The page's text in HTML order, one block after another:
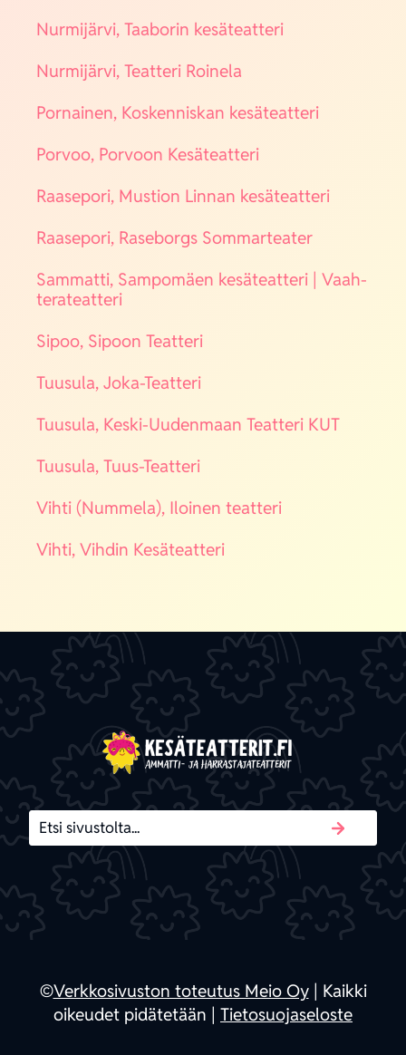
Nur­mi­jär­vi, Taa­bo­rin kesä­teat­te­ri
Nur­mi­jär­vi, Teat­te­ri Roi­ne­la
Por­nai­nen, Kos­ken­nis­kan kesä­teat­te­ri
Por­voo, Por­voon Kesä­teat­te­ri
Raa­se­po­ri, Mus­tion Lin­nan kesä­teat­te­ri
Raa­se­po­ri, Rase­borgs Som­mar­tea­ter
Sam­mat­ti, Sam­po­mäen kesä­teat­te­ri | Vaah­
te­ra­teat­te­ri
Sipoo, Sipoon Teat­te­ri
Tuusu­la, Joka-Teat­te­ri
Tuusu­la, Kes­ki-Uuden­maan Teat­te­ri KUT
Tuusu­la, Tuus-Teat­te­ri
Vih­ti (Num­me­la), Iloi­nen teat­te­ri
Vih­ti, Vih­din Kesä­teat­te­ri
©Verkkosivuston toteutus Meio Oy| Kaikki
oikeudet pidätetään | Tietosuojaseloste